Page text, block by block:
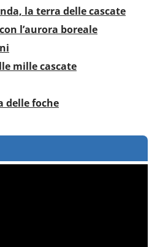
la terra delle cascate
l’aurora boreale
mille cascate
delle foche